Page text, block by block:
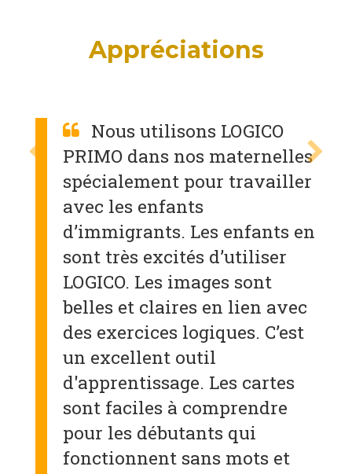
Appréciations
Nous utilisons LOGICO
PRIMO dans nos maternelles
spécialement pour travailler
avec les enfants
d’immigrants. Les enfants en
sont très excités d’utiliser
LOGICO. Les images sont
belles et claires en lien avec
des exercices logiques. C’est
un excellent outil
d'apprentissage. Les cartes
sont faciles à comprendre
pour les débutants qui
fonctionnent sans mots et